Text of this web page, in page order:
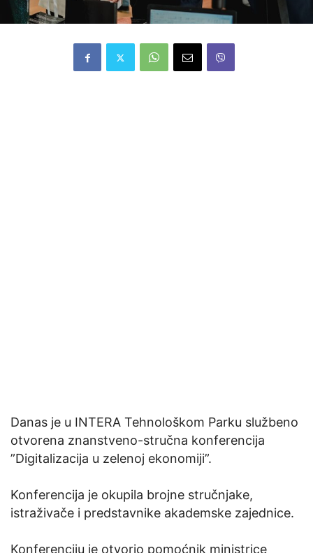
Danas je u INTERA Tehnološkom Parku službeno
otvorena znanstveno-stručna konferencija
”Digitalizacija u zelenoj ekonomiji”.
Konferencija je okupila brojne stručnjake,
istraživače i predstavnike akademske zajednice.
Konferenciju je otvorio pomoćnik ministrice